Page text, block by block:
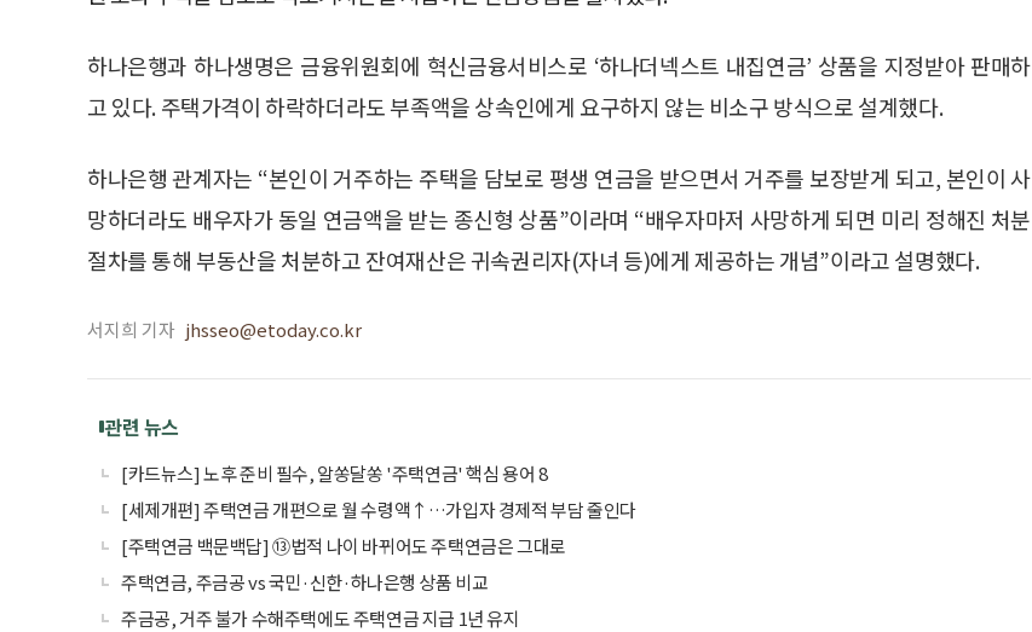
하나은행과 하나생명은 금융위원회에 혁신금융서비스로 ‘하나더넥스트 내집연금’ 상품을 지정받아 판매하
고 있다. 주택가격이 하락하더라도 부족액을 상속인에게 요구하지 않는 비소구 방식으로 설계했다.
하나은행 관계자는 “본인이 거주하는 주택을 담보로 평생 연금을 받으면서 거주를 보장받게 되고, 본인이 사
망하더라도 배우자가 동일 연금액을 받는 종신형 상품”이라며 “배우자마저 사망하게 되면 미리 정해진 처분
절차를 통해 부동산을 처분하고 잔여재산은 귀속권리자(자녀 등)에게 제공하는 개념”이라고 설명했다.
서지희 기자 jhsseo@etoday.co.kr
관련 뉴스
[카드뉴스] 노후 준비 필수, 알쏭달쏭 '주택연금' 핵심 용어 8
[세제개편] 주택연금 개편으로 월 수령액↑…가입자 경제적 부담 줄인다
[주택연금 백문백답] ⑬법적 나이 바뀌어도 주택연금은 그대로
주택연금, 주금공 vs 국민·신한·하나은행 상품 비교
주금공, 거주 불가 수해주택에도 주택연금 지급 1년 유지